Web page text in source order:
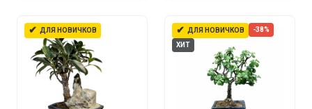
✔ ДЛЯ НОВИЧКОВ ✔ ДЛЯ НОВИЧКОВ
-38%
ХИТ